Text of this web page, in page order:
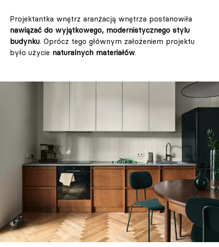
Projektantka wnętrz aranżacją wnętrza postanowiła
nawiązać do wyjątkowego, modernistycznego stylu
budynku. Oprócz tego głównym założeniem projektu
było użycie naturalnych materiałów.